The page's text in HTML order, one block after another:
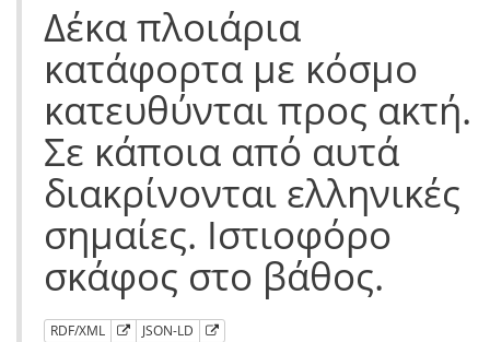
Δέκα πλοιάρια
κατάφορτα με κόσμο
κατευθύνται προς ακτή.
Σε κάποια από αυτά
διακρίνονται ελληνικές
σημαίες. Ιστιοφόρο
σκάφος στο βάθος.
RDF/XML JSON-LD